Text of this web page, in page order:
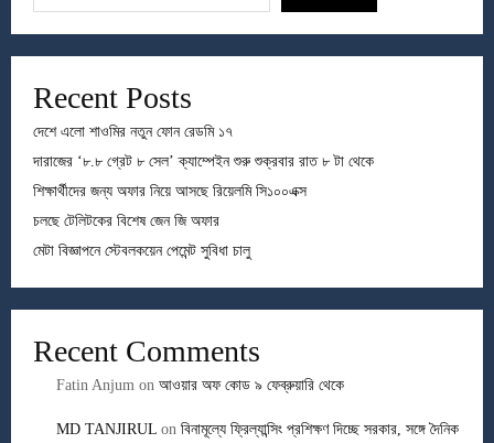
Recent Posts
দেশে এলো শাওমির নতুন ফোন রেডমি ১৭
দারাজের ‘৮.৮ গ্রেট ৮ সেল’ ক্যাম্পেইন শুরু শুক্রবার রাত ৮ টা থেকে
শিক্ষার্থীদের জন্য অফার নিয়ে আসছে রিয়েলমি সি১০০এক্স
চলছে টেলিটকের বিশেষ জেন জি অফার
মেটা বিজ্ঞাপনে স্টেবলকয়েন পেমেন্ট সুবিধা চালু
Recent Comments
Fatin Anjum on আওয়ার অফ কোড ৯ ফেব্রুয়ারি থেকে
MD TANJIRUL on বিনামূল্যে ফ্রিল্যান্সিং প্রশিক্ষণ দিচ্ছে সরকার, সঙ্গে দৈনিক